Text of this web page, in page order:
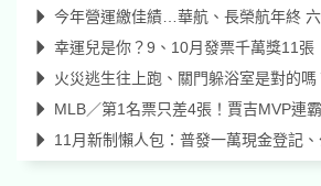
今年營運繳佳績…華航、長榮航年終
幸運兒是你？9、10月發票千萬獎11張
火災逃生往上跑、關門躲浴室是對的嗎？保命
MLB／第1名票只差4張！賈吉MVP連
11月新制懶人包：普發一萬現金登記、公費